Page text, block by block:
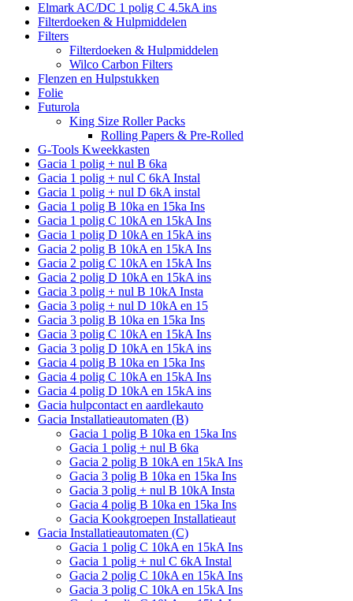
Elmark AC/DC 1 polig C 4.5kA ins
Filterdoeken & Hulpmiddelen
Filters
Filterdoeken & Hulpmiddelen
Wilco Carbon Filters
Flenzen en Hulpstukken
Folie
Futurola
King Size Roller Packs
Rolling Papers & Pre-Rolled
G-Tools Kweekkasten
Gacia 1 polig + nul B 6ka
Gacia 1 polig + nul C 6kA Instal
Gacia 1 polig + nul D 6kA instal
Gacia 1 polig B 10ka en 15ka Ins
Gacia 1 polig C 10kA en 15kA Ins
Gacia 1 polig D 10kA en 15kA ins
Gacia 2 polig B 10kA en 15kA Ins
Gacia 2 polig C 10kA en 15kA Ins
Gacia 2 polig D 10kA en 15kA ins
Gacia 3 polig + nul B 10kA Insta
Gacia 3 polig + nul D 10kA en 15
Gacia 3 polig B 10ka en 15ka Ins
Gacia 3 polig C 10kA en 15kA Ins
Gacia 3 polig D 10kA en 15kA ins
Gacia 4 polig B 10ka en 15ka Ins
Gacia 4 polig C 10kA en 15kA Ins
Gacia 4 polig D 10kA en 15kA ins
Gacia hulpcontact en aardlekauto
Gacia Installatieautomaten (B)
Gacia 1 polig B 10ka en 15ka Ins
Gacia 1 polig + nul B 6ka
Gacia 2 polig B 10kA en 15kA Ins
Gacia 3 polig B 10ka en 15ka Ins
Gacia 3 polig + nul B 10kA Insta
Gacia 4 polig B 10ka en 15ka Ins
Gacia Kookgroepen Installatieaut
Gacia Installatieautomaten (C)
Gacia 1 polig C 10kA en 15kA Ins
Gacia 1 polig + nul C 6kA Instal
Gacia 2 polig C 10kA en 15kA Ins
Gacia 3 polig C 10kA en 15kA Ins